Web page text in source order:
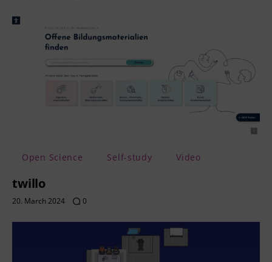
Open Science Self-study Video
twillo
20. March 2024 0